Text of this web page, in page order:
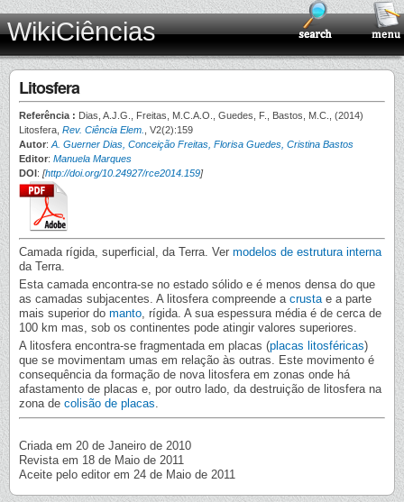
WikiCiências
Litosfera
Referência : Dias, A.J.G., Freitas, M.C.A.O., Guedes, F., Bastos, M.C., (2014)
Litosfera, Rev. Ciência Elem.
, V2(2):159
Autor: A. Guerner Dias, Conceição Freitas, Florisa Guedes, Cristina Bastos
Editor: Manuela Marques
DOI: [http://doi.org/10.24927/rce2014.159]
Camada rígida, superficial, da Terra. Ver modelos de estrutura interna
da Terra.
Esta camada encontra-se no estado sólido e é menos densa do que
as camadas subjacentes. A litosfera compreende a crustae a parte
mais superior do manto, rígida. A sua espessura média é de cerca de
100 km mas, sob os continentes pode atingir valores superiores.
A litosfera encontra-se fragmentada em placas (placas litosféricas)
que se movimentam umas em relação às outras. Este movimento é
consequência da formação de nova litosfera em zonas onde há
afastamento de placas e, por outro lado, da destruição de litosfera na
zona de colisão de placas.
Criada em 20 de Janeiro de 2010
Revista em 18 de Maio de 2011
Aceite pelo editor em 24 de Maio de 2011